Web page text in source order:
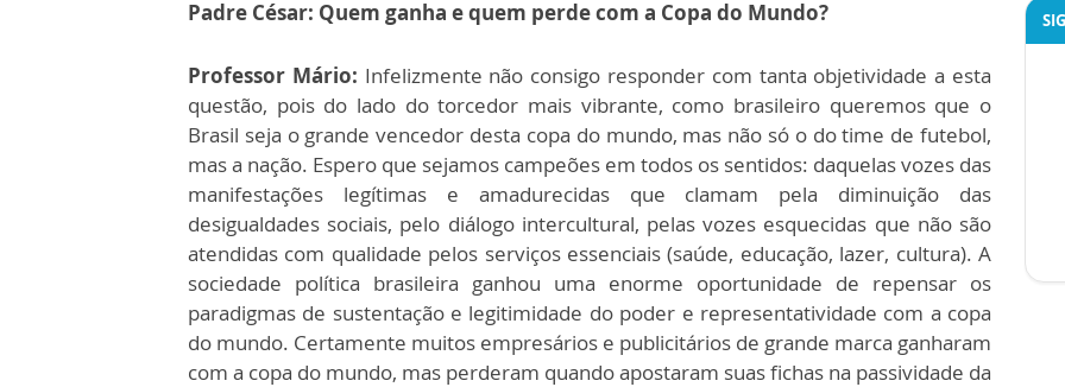
Padre César: Quem ganha e quem perde com a Copa do Mundo?
Professor Mário: Infelizmente não consigo responder com tanta objetividade a esta
questão, pois do lado do torcedor mais vibrante, como brasileiro queremos que o
Brasil seja o grande vencedor desta copa do mundo, mas não só o do time de futebol,
mas a nação. Espero que sejamos campeões em todos os sentidos: daquelas vozes das
manifestações legítimas e amadurecidas que clamam pela diminuição das
desigualdades sociais, pelo diálogo intercultural, pelas vozes esquecidas que não são
atendidas com qualidade pelos serviços essenciais (saúde, educação, lazer, cultura). A
sociedade política brasileira ganhou uma enorme oportunidade de repensar os
paradigmas de sustentação e legitimidade do poder e representatividade com a copa
do mundo. Certamente muitos empresários e publicitários de grande marca ganharam
com a copa do mundo, mas perderam quando apostaram suas fichas na passividade da